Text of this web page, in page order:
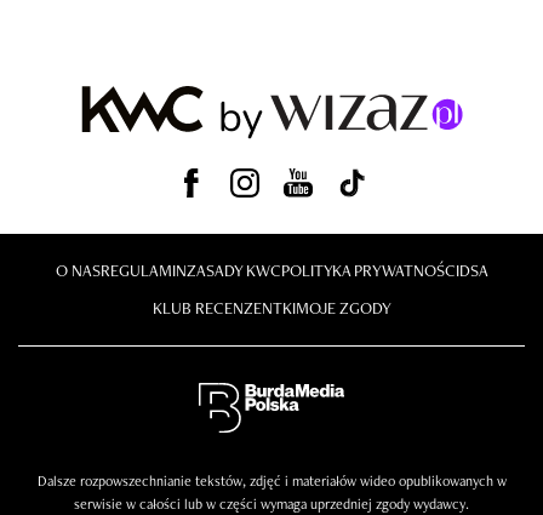
O NASREGULAMINZASADY KWCPOLITYKA PRYWATNOŚCIDSA
KLUB RECENZENTKIMOJE ZGODY
Dalsze rozpowszechnianie tekstów, zdjęć i materiałów wideo opublikowanych w
serwisie w całości lub w części wymaga uprzedniej zgody wydawcy.